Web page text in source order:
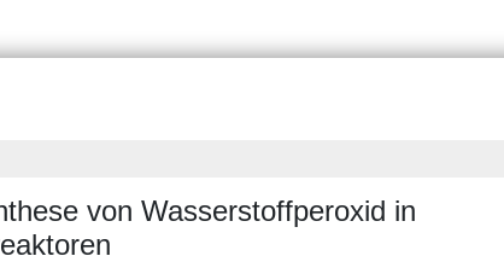
von Wasserstoffperoxid in